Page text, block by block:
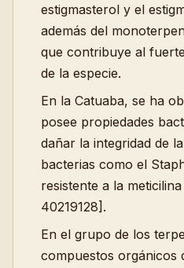
estigmasterol y el
además del
que contribuye al
de la especie.
En la Catuaba, se ha
posee propiedades
dañar la integridad de
bacterias como el
resistente a la
40219128].
En el grupo de los
compuestos orgánicos